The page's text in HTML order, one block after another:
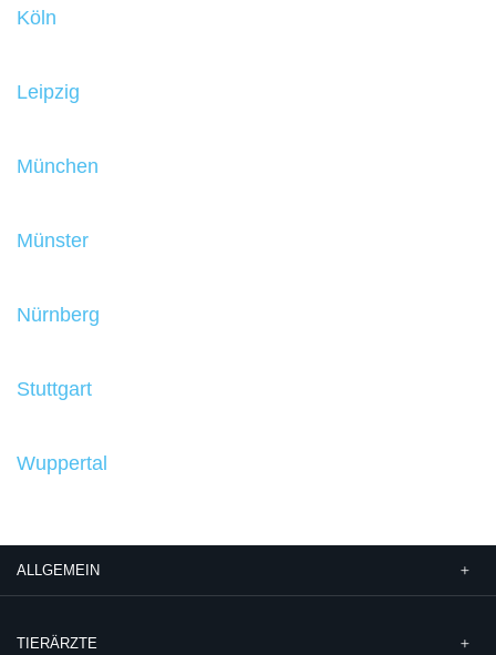
Köln
Leipzig
München
Münster
Nürnberg
Stuttgart
Wuppertal
ALLGEMEIN
TIERÄRZTE